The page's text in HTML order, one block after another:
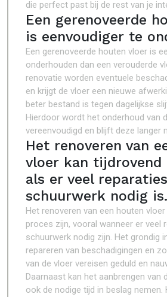
die perfect past bij de rest van je
Een gerenoveerde
is eenvoudiger te
Een gerenoveerde houten vloer is
onderhouden dan een verouderde
renovatie worden eventuele
en krijgt de vloer een nieuwe
beter bestand is tegen dagelijkse
Hierdoor wordt het onderhoud van
vereenvoudigd en blijft deze langer
Het renoveren van
vloer kan tijdrovend
als er veel
schuurwerk nodig is.
Het renoveren van een houten
proces zijn, vooral wanneer er veel
schuurwerk nodig zijn. Het grondig
repareren van beschadigingen en
van de vloer vereisen geduld en
Daarnaast kan het aanbrengen van
ook de nodige tijd in beslag nemen.